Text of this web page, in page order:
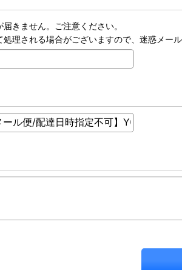
きません。ご注意ください。
理される場合がございますので、迷惑メー